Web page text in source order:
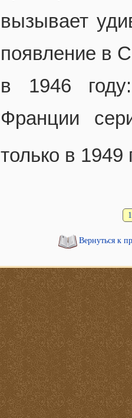
вызывает
появление в
в 1946
Франции
только в 1949
1
Вернуться к